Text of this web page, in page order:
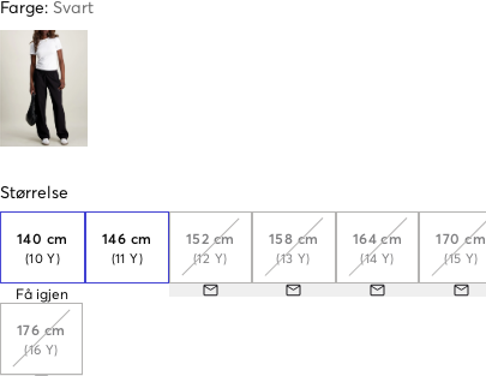
Farge: Svart
Størrelse
140 cm
(10 Y)
Få igjen
146 cm
(11 Y)
152 cm
(12 Y)
158 cm
(13 Y)
164 cm
(14 Y)
170 cm
(15 Y)
176 cm
(16 Y)